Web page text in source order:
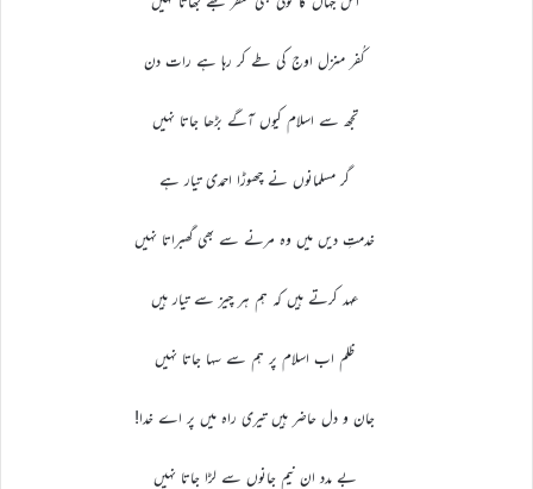
کُفر منزل اوج کی طے کر رہا ہے رات دن
تجھ سے اسلام کیوں آگے بڑھا جاتا نہیں
گر مسلمانوں نے چھوڑا احمدی تیار ہے
خدمتِ دیں میں وہ مرنے سے بھی گھبراتا نہیں
عہد کرتے ہیں کہ ہم ہر چیز سے تیار ہیں
ظلم اب اسلام پر ہم سے سہا جاتا نہیں
جان و دل حاضر ہیں تیری راہ میں پر اے خدا!
بے مدد ان نیم جانوں سے لڑا جاتا نہیں